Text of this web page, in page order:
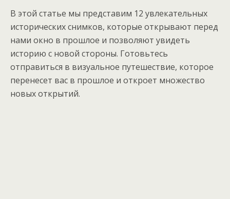
В этой статье мы представим 12 увлекательных
исторических снимков, которые открывают перед
нами окно в прошлое и позволяют увидеть
историю с новой стороны. Готовьтесь
отправиться в визуальное путешествие, которое
перенесет вас в прошлое и откроет множество
новых открытий.